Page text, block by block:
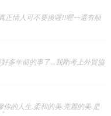
正情人可不要換喔!!喔~~還有順
多年前的事了...我剛考上外貿協
你的人生.柔和的美.亮麗的美.是